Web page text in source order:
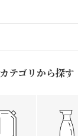
カテゴリから探す